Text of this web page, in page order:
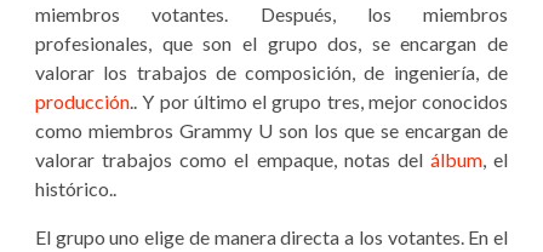
miembros votantes. Después, los miembros
profesionales, que son el grupo dos, se encargan de
valorar los trabajos de composición, de ingeniería, de
producción .. Y por último el grupo tres, mejor conocidos
como miembros Grammy U son los que se encargan de
valorar trabajos como el empaque, notas del álbum, el
histórico..
El grupo uno elige de manera directa a los votantes. En el